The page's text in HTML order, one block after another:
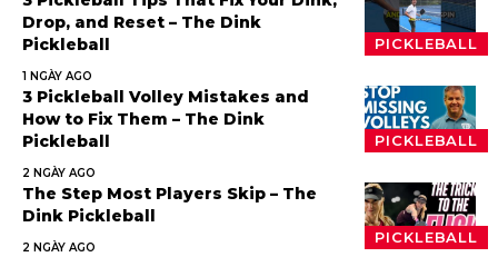
PICKLEBALL
Drop, and Reset – The Dink
Pickleball
1 NGÀY AGO
PICKLEBALL
3 Pickleball Volley Mistakes and
How to Fix Them – The Dink
Pickleball
2 NGÀY AGO
PICKLEBALL
The Step Most Players Skip – The
Dink Pickleball
2 NGÀY AGO